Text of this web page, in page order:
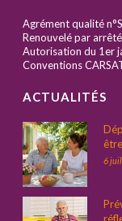
Agrément qualité
Renouvelé par
Autorisation du 1er
Conventions
ACTUALITÉS
6